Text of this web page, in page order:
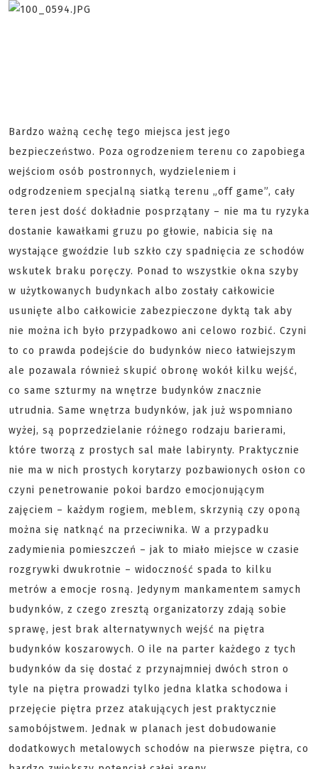
Bardzo ważną cechę tego miejsca jest jego
bezpieczeństwo. Poza ogrodzeniem terenu co zapobiega
wejściom osób postronnych, wydzieleniem i
odgrodzeniem specjalną siatką terenu „off game”, cały
teren jest dość dokładnie posprzątany – nie ma tu ryzyka
dostanie kawałkami gruzu po głowie, nabicia się na
wystające gwoździe lub szkło czy spadnięcia ze schodów
wskutek braku poręczy. Ponad to wszystkie okna szyby
w użytkowanych budynkach albo zostały całkowicie
usunięte albo całkowicie zabezpieczone dyktą tak aby
nie można ich było przypadkowo ani celowo rozbić. Czyni
to co prawda podejście do budynków nieco łatwiejszym
ale pozawala również skupić obronę wokół kilku wejść,
co same szturmy na wnętrze budynków znacznie
utrudnia. Same wnętrza budynków, jak już wspomniano
wyżej, są poprzedzielanie różnego rodzaju barierami,
które tworzą z prostych sal małe labirynty. Praktycznie
nie ma w nich prostych korytarzy pozbawionych osłon co
czyni penetrowanie pokoi bardzo emocjonującym
zajęciem – każdym rogiem, meblem, skrzynią czy oponą
można się natknąć na przeciwnika. W a przypadku
zadymienia pomieszczeń – jak to miało miejsce w czasie
rozgrywki dwukrotnie – widoczność spada to kilku
metrów a emocje rosną. Jedynym mankamentem samych
budynków, z czego zresztą organizatorzy zdają sobie
sprawę, jest brak alternatywnych wejść na piętra
budynków koszarowych. O ile na parter każdego z tych
budynków da się dostać z przynajmniej dwóch stron o
tyle na piętra prowadzi tylko jedna klatka schodowa i
przejęcie piętra przez atakujących jest praktycznie
samobójstwem. Jednak w planach jest dobudowanie
dodatkowych metalowych schodów na pierwsze piętra, co